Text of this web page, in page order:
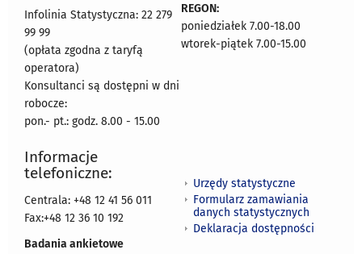
Infolinia Statystyczna: 22 279
99 99
(opłata zgodna z taryfą
operatora)
Konsultanci są dostępni w dni
robocze:
pon.- pt.: godz. 8.00 - 15.00
REGON:
poniedziałek 7.00-18.00
wtorek-piątek 7.00-15.00
Informacje
telefoniczne:
Centrala: +48 12 41 56 011
Fax:+48 12 36 10 192
Badania ankietowe
Urzędy statystyczne
Formularz zamawiania
danych statystycznych
Deklaracja dostępności